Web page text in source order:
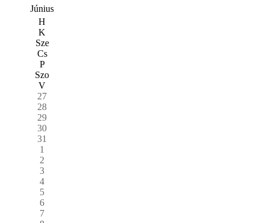
Június
H
K
Sze
Cs
P
Szo
V
27
28
29
30
31
1
2
3
4
5
6
7